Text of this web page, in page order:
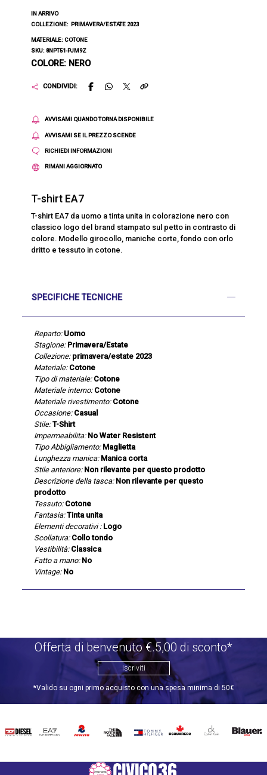
IN ARRIVO
COLLEZIONE: PRIMAVERA/ESTATE 2023
MATERIALE: COTONE
SKU: 8NPT51-PJM9Z
COLORE: NERO
CONDIVIDI:
AVVISAMI QUANDO TORNA DISPONIBILE
AVVISAMI SE IL PREZZO SCENDE
RICHIEDI INFORMAZIONI
RIMANI AGGIORNATO
T-shirt EA7
T-shirt EA7 da uomo a tinta unita in colorazione nero con
classico logo del brand stampato sul petto in contrasto di
colore. Modello girocollo, maniche corte, fondo con orlo
dritto e tessuto in cotone.
SPECIFICHE TECNICHE
Reparto: Uomo
Stagione: Primavera/Estate
Collezione: primavera/estate 2023
Materiale: Cotone
Tipo di materiale: Cotone
Materiale interno: Cotone
Materiale rivestimento: Cotone
Occasione: Casual
Stile: T-Shirt
Impermeabilita: No Water Resistent
Tipo Abbigliamento: Maglietta
Lunghezza manica: Manica corta
Stile anteriore: Non rilevante per questo prodotto
Descrizione della tasca: Non rilevante per questo
prodotto
Tessuto: Cotone
Fantasia: Tinta unita
Elementi decorativi : Logo
Scollatura: Collo tondo
Vestibilità: Classica
Fatto a mano: No
Vintage: No
Offerta di benvenuto €.5,00 di sconto*
Iscriviti
*Valido su ogni primo acquisto con una spesa minima di 50€
DIESEL EA7 INVICTATHE
TOMMY
DSQUARED2
CALVIN BLAUER